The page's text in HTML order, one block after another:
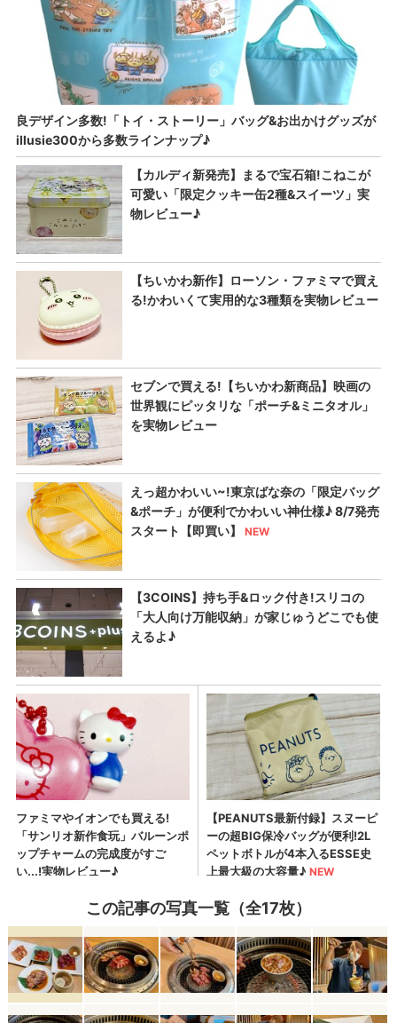
この記事の写真一覧（全17枚）